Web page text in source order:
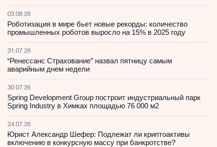
03.08.26
Роботизация в мире бьет новые рекорды: количество
промышленных роботов выросло на 15% в 2025 году
31.07.26
“Ренессанс Страхование” назвал пятницу самым
аварийным днем недели
30.07.26
Spring Development Group построит индустриальный парк
Spring Industry в Химках площадью 76 000 м2
24.07.26
Юрист Александр Шефер: Подлежат ли криптоактивы
включению в конкурсную массу при банкротстве?